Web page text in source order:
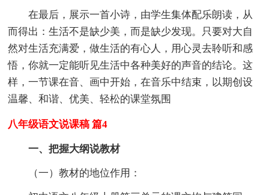
在最后，展示一首小诗，由学生集体配乐朗读，从
而得出：生活不是缺少美，而是缺少发现。只要对大自
然对生活充满爱，做生活的有心人，用心灵去聆听和感
悟，你就一定能听见生活中各种美好的声音的结论。这
样，一节课在音、画中开始，在音乐中结束，以期创设
温馨、和谐、优美、轻松的课堂氛围
八年级语文说课稿 篇4
一、把握大纲说教材
（一）教材的地位作用：